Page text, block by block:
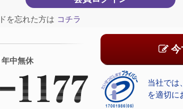
を忘れた方は コチラ
中無休
今
当社では
を適切に